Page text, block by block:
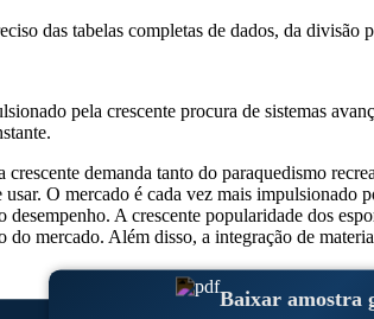
Baixar amostra
das tabelas completas de dados, da divisão
pela crescente procura de sistemas
demanda tanto do paraquedismo
O mercado é cada vez mais
A crescente popularidade dos
mercado. Além disso, a integração de